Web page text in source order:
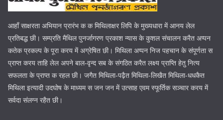
आहाँ साक्षरता अभियान प्रारंभ क क मिथिलाक्षर लिपि के मुख्यधारा में आनय लेल
प्रतिबद्ध छी। सम्प्रति मैथिल पुनर्जागरण प्रकाश न्यास के कुशल संचालन करैत अप्पन
कतेक प्रकल्प के पूरा करय में अग्रेषित छी। मिथिला अप्पन निज पहचान के संपूर्णता स
प्राप्त करय ताहि लेल अपने बाल-वृन्द सब के संगठित करैत लक्ष्य प्राप्ति हेतु नित्य
सफलता के प्राप्त क रहल छी। जगैत मिथिला-पढ़ैत मिथिला-लिखैत मिथिला-धधकैत
मिथिला इत्यादी उदघोष के माध्यम स जन जन में उत्साह एवम स्फूर्तिक सञ्चार करय में
सर्वदा संलग्न रहैत छी।